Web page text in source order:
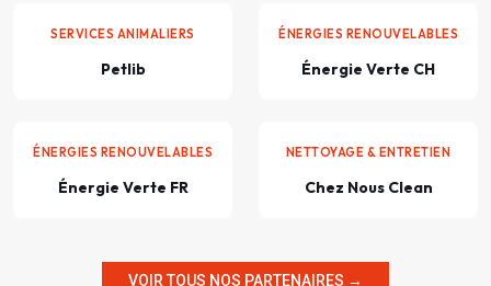
SERVICES ANIMALIERS
Petlib
ÉNERGIES RENOUVELABLES
Énergie Verte CH
ÉNERGIES RENOUVELABLES
Énergie Verte FR
NETTOYAGE & ENTRETIEN
Chez Nous Clean
VOIR TOUS NOS PARTENAIRES →